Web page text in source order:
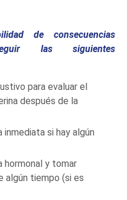
de consecuencias
las siguientes
para evaluar el
después de la
si hay algún
hormonal y tomar
algún tiempo (si es